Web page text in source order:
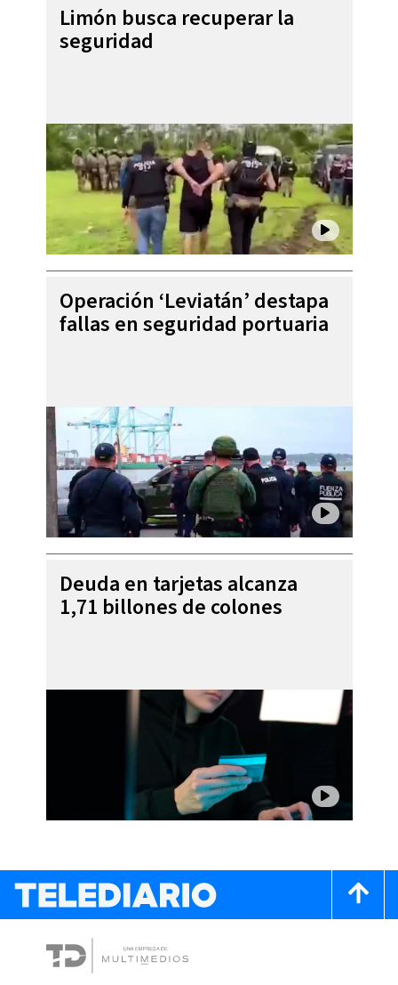
Limón busca recuperar la
seguridad
Operación ‘Leviatán’ destapa
fallas en seguridad portuaria
Deuda en tarjetas alcanza
1,71 billones de colones